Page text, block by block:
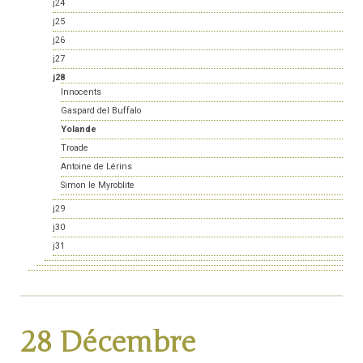
j24
j25
j26
j27
j28
Innocents
Gaspard del Buffalo
Yolande
Troade
Antoine de Lérins
Simon le Myroblite
j29
j30
j31
28 Décembre